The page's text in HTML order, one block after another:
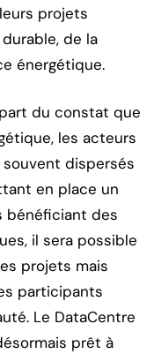
projets
de la
énergétique.
du constat que
les acteurs
dispersés
en place un
bénéficiant des
il sera possible
projets mais
participants
Le DataCentre
prêt à